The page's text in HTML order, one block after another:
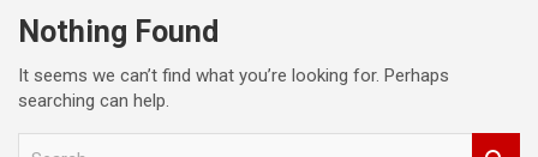
Nothing Found
It seems we can’t find what you’re looking for. Perhaps
searching can help.